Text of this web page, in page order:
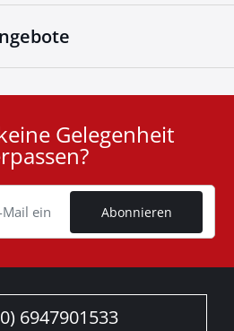
Gelegenheit
Abonnieren
6947901533